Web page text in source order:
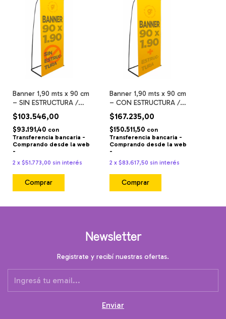
Banner 1,90 mts x 90 cm
– SIN ESTRUCTURA /
con bolsillos / full color
$103.546,00
$93.191,40 con
Transferencia bancaria -
Comprando desde la web
-
2 x $51.773,00 sin interés
Comprar
Banner 1,90 mts x 90 cm
– CON ESTRUCTURA /
con bolsillos / full color
$167.235,00
$150.511,50 con
Transferencia bancaria -
Comprando desde la web
-
2 x$83.617,50 sin interés
Comprar
Newsletter
Registrate y recibí nuestras ofertas.